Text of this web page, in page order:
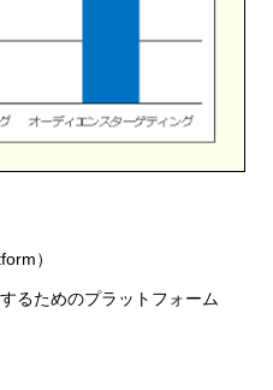
）
るためのプラットフォーム